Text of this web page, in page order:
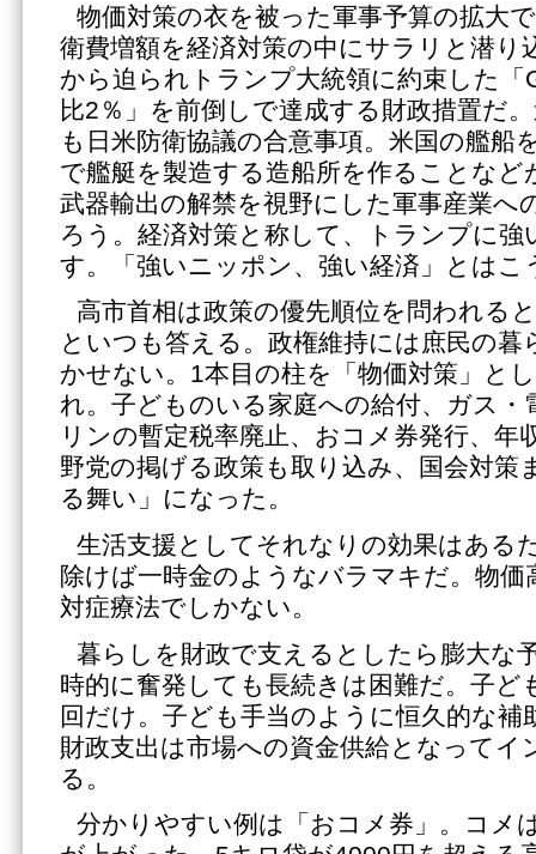
物価対策の衣を被った軍事予算の拡大
衛費増額を経済対策の中にサラリと潜り
から迫られトランプ大統領に約束した「
比2％」を前倒しで達成する財政措置だ
も日米防衛協議の合意事項。米国の艦船
で艦艇を製造する造船所を作ることなど
武器輸出の解禁を視野にした軍事産業へ
ろう。経済対策と称して、トランプに強
す。「強いニッポン、強い経済」とは
高市首相は政策の優先順位を問われる
といつも答える。政権維持には庶民の暮
かせない。1本目の柱を「物価対策」と
れ。子どものいる家庭への給付、ガス・
リンの暫定税率廃止、おコメ券発行、
野党の掲げる政策も取り込み、国会対策
る舞い」になった。
生活支援としてそれなりの効果はある
除けば一時金のようなバラマキだ。物価
対症療法でしかない。
暮らしを財政で支えるとしたら膨大な
時的に奮発しても長続きは困難だ。子ど
回だけ。子ども手当のように恒久的な補
財政支出は市場への資金供給となってイ
る。
分かりやすい例は「おコメ券」。コメ